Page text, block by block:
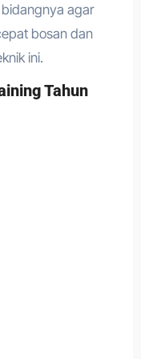
agar
bosan dan
ini.
Tahun